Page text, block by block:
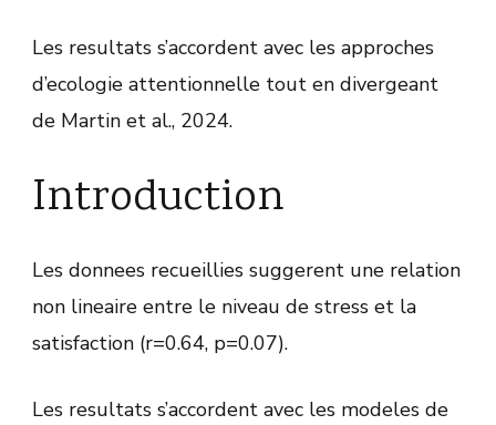
Les resultats s’accordent avec les approches
d’ecologie attentionnelle tout en divergeant
de Martin et al., 2024.
Introduction
Les donnees recueillies suggerent une relation
non lineaire entre le niveau de stress et la
satisfaction (r=0.64, p=0.07).
Les resultats s’accordent avec les modeles de